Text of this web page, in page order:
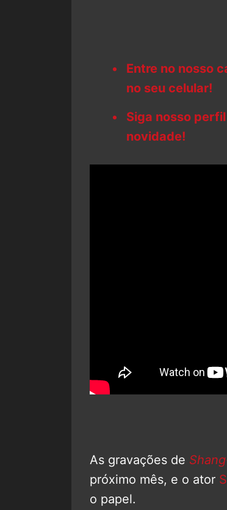
Entre no nosso
no seu celular!
Siga nosso
novidade!
As gravações de
próximo mês, e o ator
o papel.